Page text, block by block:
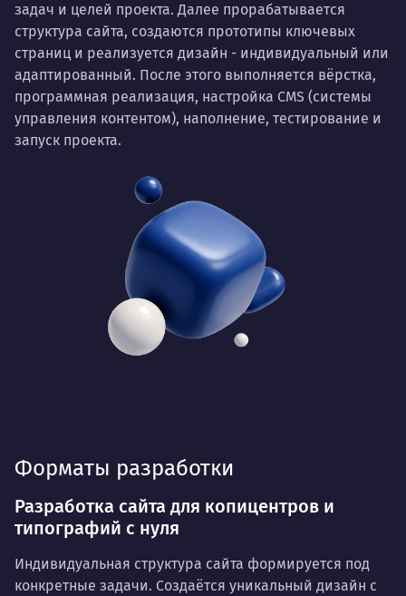
задач и целей проекта. Далее прорабатывается
структура сайта, создаются прототипы ключевых
страниц и реализуется дизайн - индивидуальный или
адаптированный. После этого выполняется вёрстка,
программная реализация, настройка CMS (системы
управления контентом), наполнение, тестирование и
запуск проекта.
Форматы разработки
Разработка сайта для копицентров и
типографий с нуля
Индивидуальная структура сайта формируется под
конкретные задачи. Создаётся уникальный дизайн с